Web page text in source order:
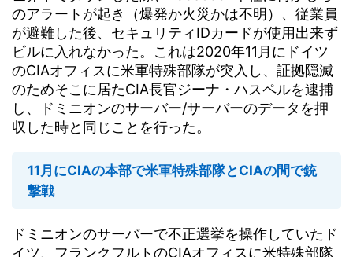
のアラートが起き（爆発か火災かは不明）、従業員
が避難した後、セキュリティIDカードが使用出来ず
ビルに入れなかった。これは2020年11月にドイツ
のCIAオフィスに米軍特殊部隊が突入し、証拠隠滅
のためそこに居たCIA長官ジーナ・ハスペルを逮捕
し、ドミニオンのサーバー/サーバーのデータを押
収した時と同じことを行った。
11月にCIAの本部で米軍特殊部隊とCIAの間で銃
撃戦
ドミニオンのサーバーで不正選挙を操作していたド
イツ、フランクフルトのCIAオフィスに米特殊部隊